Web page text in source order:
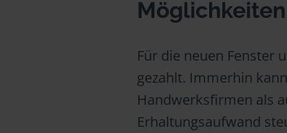
Möglichkeiten
Für die neuen Fenster
gezahlt. Immerhin
Handwerksfirmen als
Erhaltungsaufwand